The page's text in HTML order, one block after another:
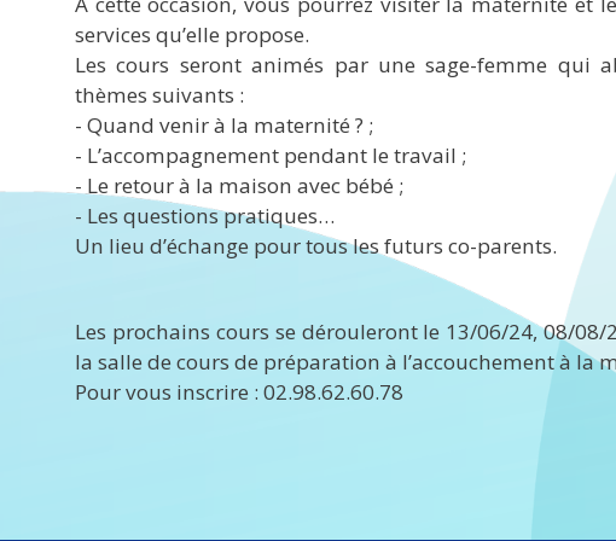
services qu’elle propose.
Les cours seront animés par une sage-femme qui
thèmes suivants :
- Quand venir à la maternité ? ;
- L’accompagnement pendant le travail ;
- Le retour à la maison avec bébé ;
- Les questions pratiques…
Un lieu d’échange pour tous les futurs co-parents.
Les prochains cours se dérouleront le 13/06/24, 08/
la salle de cours de préparation à l’accouchement à la
Pour vous inscrire : 02.98.62.60.78